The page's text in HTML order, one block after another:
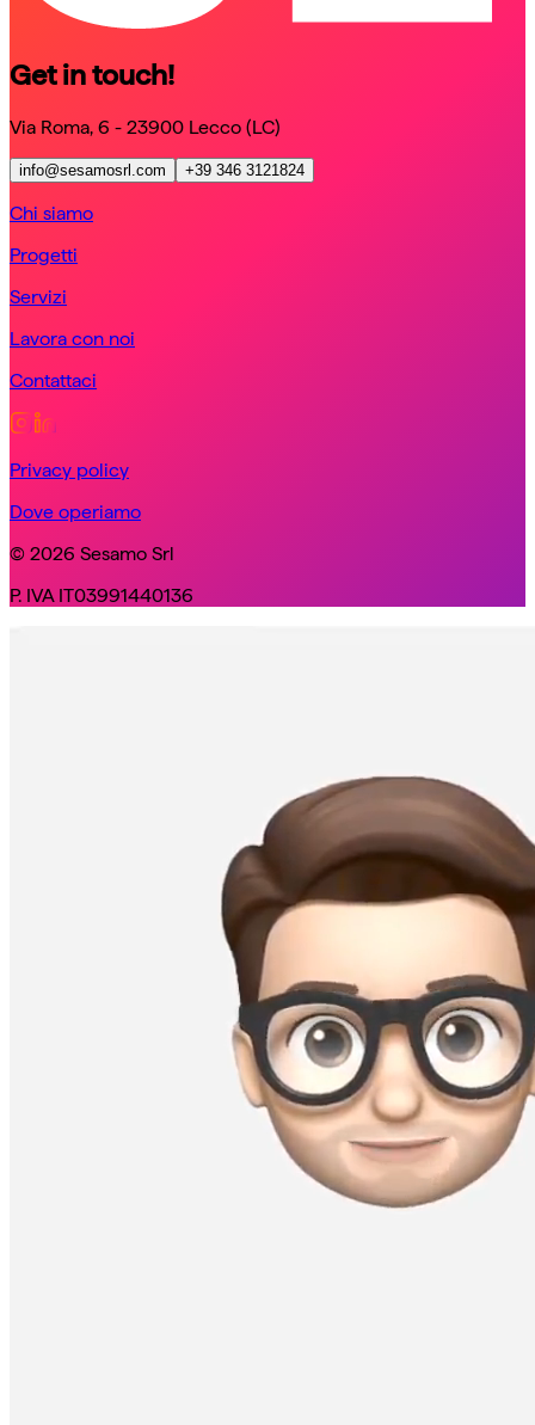
Get in touch!
Via Roma, 6 - 23900 Lecco (LC)
info@sesamosrl.com +39 346 3121824
Chi siamo
Progetti
Servizi
Lavora con noi
Contattaci
Privacy policy
Dove operiamo
© 2026 Sesamo Srl
P. IVA IT03991440136